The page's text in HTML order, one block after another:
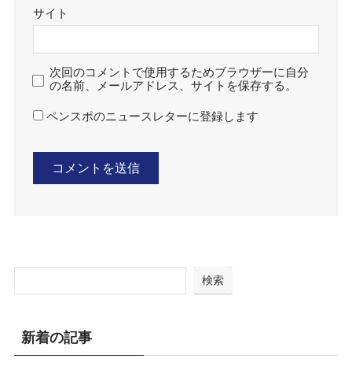
サイト
次回のコメントで使用するためブラウザーに自分
の名前、メールアドレス、サイトを保存する。
ペンスポのニュースレターに登録します
検索
新着の記事